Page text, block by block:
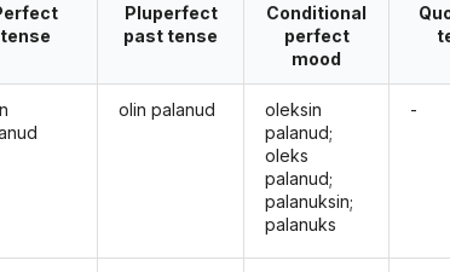
tense
Pluperfect
past tense
olin palanud
Conditional
perfect
mood
oleksin
palanud;
oleks
palanud;
palanuksin;
palanuks
-